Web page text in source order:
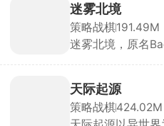
迷雾北境
策略战棋191.49M
迷雾北境，原名
将你带入神秘的北
化身勇敢王子或维
园、抵御入侵的重
天际起源
策略战棋424.02M